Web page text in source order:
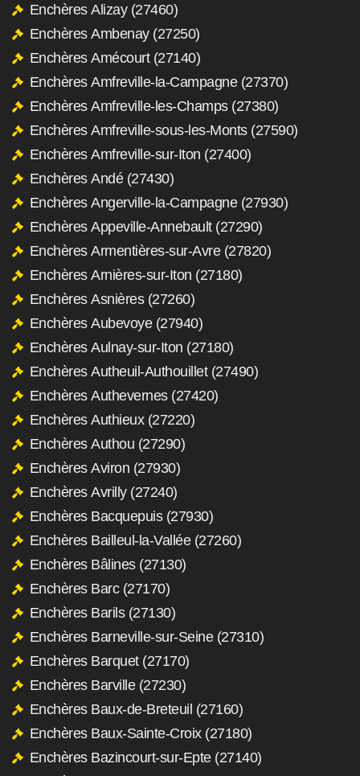
Enchères Alizay (27460)
Enchères Ambenay (27250)
Enchères Amécourt (27140)
Enchères Amfreville-la-Campagne (27370)
Enchères Amfreville-les-Champs (27380)
Enchères Amfreville-sous-les-Monts (27590)
Enchères Amfreville-sur-Iton (27400)
Enchères Andé (27430)
Enchères Angerville-la-Campagne (27930)
Enchères Appeville-Annebault (27290)
Enchères Armentières-sur-Avre (27820)
Enchères Arnières-sur-Iton (27180)
Enchères Asnières (27260)
Enchères Aubevoye (27940)
Enchères Aulnay-sur-Iton (27180)
Enchères Autheuil-Authouillet (27490)
Enchères Authevernes (27420)
Enchères Authieux (27220)
Enchères Authou (27290)
Enchères Aviron (27930)
Enchères Avrilly (27240)
Enchères Bacquepuis (27930)
Enchères Bailleul-la-Vallée (27260)
Enchères Bâlines (27130)
Enchères Barc (27170)
Enchères Barils (27130)
Enchères Barneville-sur-Seine (27310)
Enchères Barquet (27170)
Enchères Barville (27230)
Enchères Baux-de-Breteuil (27160)
Enchères Baux-Sainte-Croix (27180)
Enchères Bazincourt-sur-Epte (27140)